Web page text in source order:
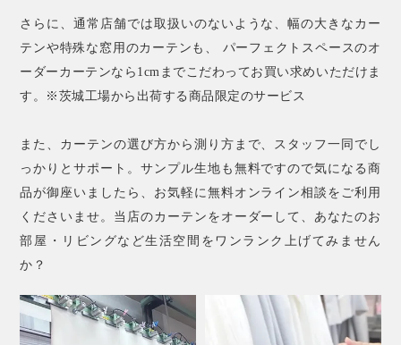
さらに、通常店舗では取扱いのないような、幅の大きなカー
テンや特殊な窓用のカーテンも、 パーフェクトスペースのオ
ーダーカーテンなら1cmまでこだわってお買い求めいただけま
す。※茨城工場から出荷する商品限定のサービス
また、カーテンの選び方から測り方まで、スタッフ一同でし
っかりとサポート。サンプル生地も無料ですので気になる商
品が御座いましたら、お気軽に無料オンライン相談をご利用
くださいませ。当店のカーテンをオーダーして、あなたのお
部屋・リビングなど生活空間をワンランク上げてみません
か？